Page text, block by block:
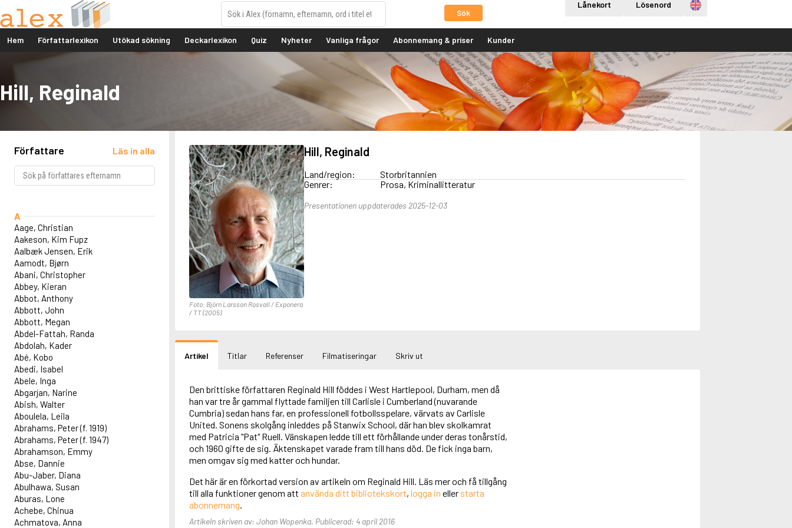
Sök
Lånekort Lösenord Engelska
Hem Författarlexikon Utökad sökning Deckarlexikon Quiz Nyheter Vanliga frågor Abonnemang & priser Kunder
Hill, Reginald
Författare Läs in alla
A
Aage, Christian
Aakeson, Kim Fupz
Aalbæk Jensen, Erik
Aamodt, Bjørn
Abani, Christopher
Abbey, Kieran
Abbot, Anthony
Abbott, John
Abbott, Megan
Abdel-Fattah, Randa
Abdolah, Kader
Abé, Kobo
Abedi, Isabel
Abele, Inga
Abgarjan, Narine
Abish, Walter
Aboulela, Leila
Abrahams, Peter (f. 1919)
Abrahams, Peter (f. 1947)
Abrahamson, Emmy
Abse, Dannie
Abu-Jaber, Diana
Abulhawa, Susan
Aburas, Lone
Achebe, Chinua
Achmatova, Anna
Foto: Björn Larsson Rosvall / Exponera
/ TT (2005)
Hill, Reginald
Land/region:
Storbritannien
Genrer:
Prosa, Kriminallitteratur
Presentationen uppdaterades 2025-12-03
Artikel Titlar Referenser Filmatiseringar Skriv ut
Den brittiske författaren Reginald Hill föddes i West Hartlepool, Durham, men då
han var tre år gammal flyttade familjen till Carlisle i Cumberland (nuvarande
Cumbria) sedan hans far, en professionell fotbollsspelare, värvats av Carlisle
United. Sonens skolgång inleddes på Stanwix School, där han blev skolkamrat
med Patricia "Pat" Ruell. Vänskapen ledde till ett förhållande under deras tonårstid,
och 1960 gifte de sig. Äktenskapet varade fram till hans död. De fick inga barn,
men omgav sig med katter och hundar.
Det här är en förkortad version av artikeln om Reginald Hill. Läs mer och få tillgång
till alla funktioner genom att använda ditt bibliotekskort, logga in eller starta
abonnemang.
Artikeln skriven av: Johan Wopenka. Publicerad: 4 april 2016